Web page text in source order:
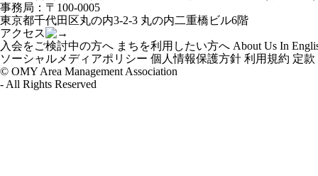
ー
シ
ョ
ン
事務局：〒100-0005
東京都千代田区丸の内3-2-3 丸の内二重橋ビル6階
アクセス
入会をご検討中の方へ まちを利用したい方へ About Us In
ソーシャルメディアポリシー 個人情報保護方針 利用規約 定款
© OMY Area Management Association
- All Rights Reserved